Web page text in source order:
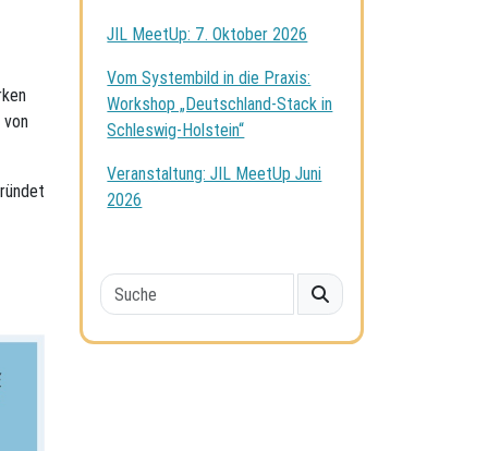
JIL MeetUp: 7. Oktober 2026
Vom Systembild in die Praxis:
Workshop „Deutschland-Stack in
Schleswig-Holstein“
Veranstaltung: JIL MeetUp Juni
2026
Search